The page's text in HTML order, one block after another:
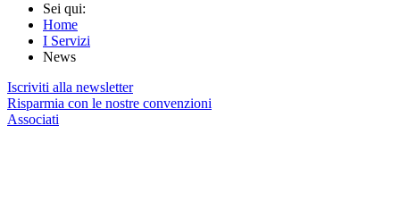
Sei qui:
Home
I Servizi
News
Iscriviti alla newsletter
Risparmia con le nostre convenzioni
Associati